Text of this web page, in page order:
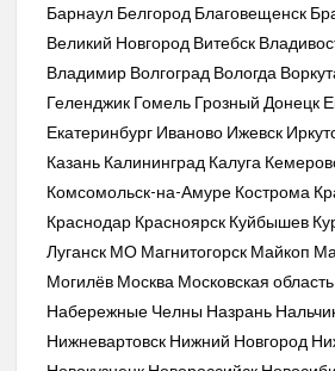
Барнаул Белгород Благовещенск
Великий Новгород Витебск
Владимир Волгоград Вологда
Геленджик Гомель Грозный Донецк
Екатеринбург Иваново Ижевск
Казань Калининград Калуга
Комсомольск-на-Амуре Кострома
Краснодар Красноярск Куйбышев
Луганск МО Магнитогорск Майкоп
Могилёв Москва Московская область
Набережные Челны Назрань
Нижневартовск Нижний Новгород